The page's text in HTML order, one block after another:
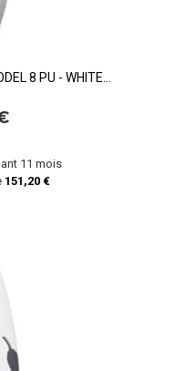
8 PU - WHITE...
11 mois
151,20 €